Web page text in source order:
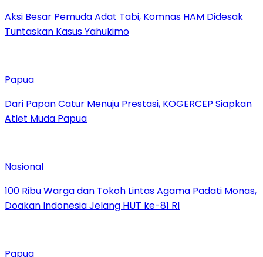
Aksi Besar Pemuda Adat Tabi, Komnas HAM Didesak
Tuntaskan Kasus Yahukimo
Papua
Dari Papan Catur Menuju Prestasi, KOGERCEP Siapkan
Atlet Muda Papua
Nasional
100 Ribu Warga dan Tokoh Lintas Agama Padati Monas,
Doakan Indonesia Jelang HUT ke-81 RI
Papua